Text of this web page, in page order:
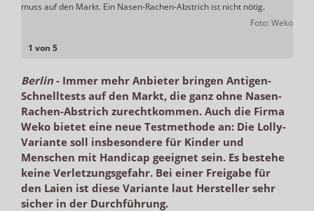
1 von 5
muss auf den Markt. Ein Nasen-Rachen-Abstrich ist nicht nötig.
Foto: Weko
Berlin- Immer mehr Anbieter bringen Antigen-
Schnelltests auf den Markt, die ganz ohne Nasen-
Rachen-Abstrich zurechtkommen. Auch die Firma
Weko bietet eine neue Testmethode an: Die Lolly-
Variante soll insbesondere für Kinder und
Menschen mit Handicap geeignet sein. Es bestehe
keine Verletzungsgefahr. Bei einer Freigabe für
den Laien ist diese Variante laut Hersteller sehr
sicher in der Durchführung.